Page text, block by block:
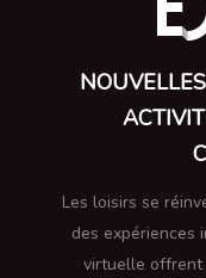
Les loisirs se
des expériences
virtuelle offrent